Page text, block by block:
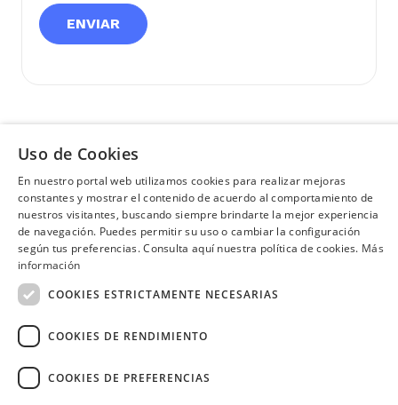
¿Necesitas ayuda? (02) 298 1300
SÍGUENOS EN:
Image
Uso de Cookies
En nuestro portal web utilizamos cookies para realizar mejoras
constantes y mostrar el contenido de acuerdo al comportamiento de
nuestros visitantes, buscando siempre brindarte la mejor experiencia
de navegación. Puedes permitir su uso o cambiar la configuración
según tus preferencias. Consulta aquí nuestra política de cookies. Más
información
COOKIES ESTRICTAMENTE NECESARIAS
COOKIES DE RENDIMIENTO
COOKIES DE PREFERENCIAS